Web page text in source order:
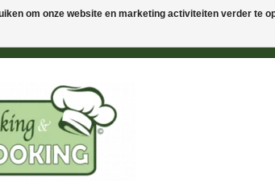
om onze website en marketing activiteiten verder te